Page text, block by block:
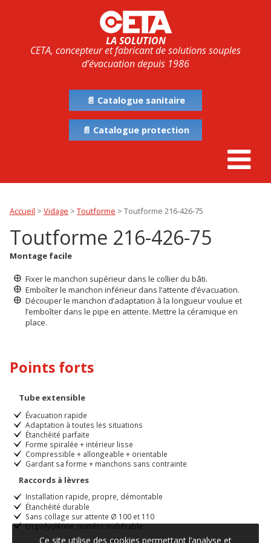
LA SOLUTION
CETA, concepteur et fabricant de solutions souples
d’évacuation depuis 1986
📄 Catalogue sanitaire
📄 Catalogue protection
Accueil > Vidage > Toutforme > Toutforme 216-426-75
Toutforme 216-426-75
Montage facile
Fixer le manchon supérieur dans le collier du bâti.
Emboîter le manchon inférieur dans l’attente d’évacuation.
Découper le manchon d’adaptation à la longueur voulue et
l’emboîter dans le pipe en attente. Mettre la céramique en
place.
Points forts
Tube extensible
Évacuation rapide
Adaptation à toutes les situations
Étanchéité parfaite
Forme spiralée + intérieur lisse
Compressible + allongeable + orientable
Gardant sa forme + manchons sans contrainte
Raccords à lèvres
Installation rapide, propre, démontable
Étanchéité durable
Sans collage sur attente Ø 100 et 110
En polyoléfine, matière inaltérable
Ce site utilise des cookies permettant l’analyse et